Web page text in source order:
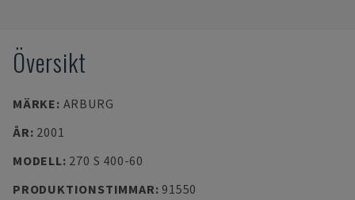
Översikt
MÄRKE: ARBURG
ÅR: 2001
MODELL: 270 S 400-60
PRODUKTIONSTIMMAR: 91550